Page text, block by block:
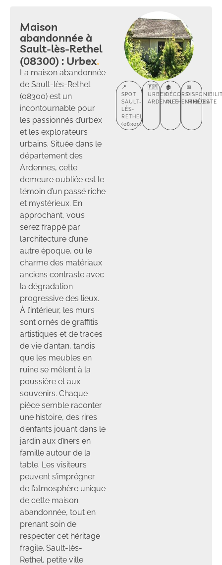
Maison
abandonnée à
Sault-lès-Rethel
(08300) : Urbex
La maison abandonnée
de Sault-lès-Rethel
(08300) est un
incontournable pour
les passionnés d’urbex
et les explorateurs
urbains. Située dans le
département des
Ardennes, cette
demeure oubliée est le
témoin d’un passé riche
et mystérieux. En
approchant, vous
serez frappé par
l’architecture d’une
autre époque, où le
charme des matériaux
anciens contraste avec
la dégradation
progressive des lieux.
À l’intérieur, les murs
sont ornés de graffitis
artistiques et de traces
de vie d’antan, tandis
que les meubles en
ruine se mêlent à la
poussière et aux
souvenirs. Chaque
pièce semble raconter
une histoire, des rires
d’enfants jouant dans le
jardin aux dîners en
famille autour de la
table. Les visiteurs
peuvent s’imprégner
de l’atmosphère unique
de cette maison
abandonnée, tout en
prenant soin de
respecter cet héritage
fragile. Sault-lès-
Rethel, petite ville
📍
SPOT
SAULT-
LÈS-
RETHEL
(08300)
🇫🇷
URBEX
ARDENNES
🏚️
DÉCORS
AUTHENTIQUES
📅
IMMÉDIATE